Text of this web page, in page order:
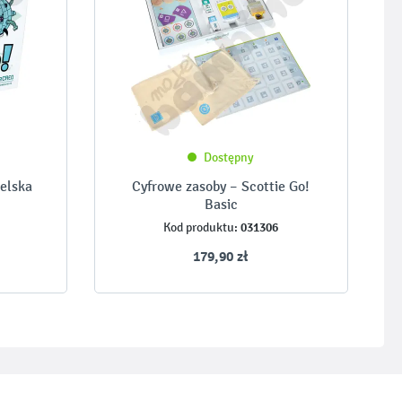
Dostępny
Cyfrowe zasoby – Scottie Go!
Basic
Kod produktu: 031306
179,90 zł